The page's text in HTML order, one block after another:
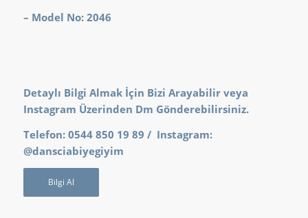
– Model No: 2046
Detaylı Bilgi Almak İçin Bizi Arayabilir veya
Instagram Üzerinden Dm Gönderebilirsiniz.
Telefon: 0544 850 19 89 / Instagram:
@dansciabiyegiyim
Bilgi Al